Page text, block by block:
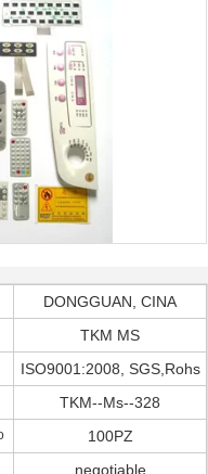
DONGGUAN, CINA
TKM MS
ISO9001:2008, SGS,Rohs
TKM--Ms--328
100PZ
negotiable